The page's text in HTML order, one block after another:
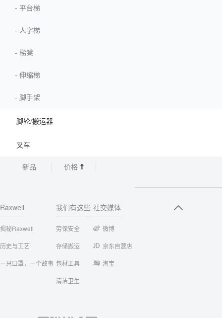
- 平台梯
- 人字梯
- 梯凳
- 伸缩梯
- 脚手架
脚轮/搬运器
叉车
新品 价格
Raxwell
揭秘Raxwell
历史与工艺
一只口罩，一个故事
我们有这些
劳保安全
存储搬运
包材工具
清洁卫生
社交媒体
微博
京东自营店
淘宝